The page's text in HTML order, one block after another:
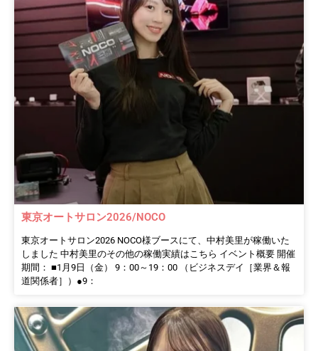
東京オートサロン2026/NOCO
東京オートサロン2026 NOCO様ブースにて、中村美里が稼働いた
しました 中村美里のその他の稼働実績はこちら イベント概要 開催
期間： ■1月9日（金） 9：00～19：00 （ビジネスデイ［業界＆報
道関係者］）●9：